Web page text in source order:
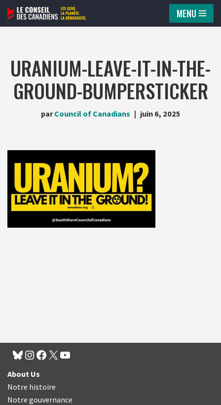
Aller
MENU
URANIUM-LEAVE-IT-IN-THE-
GROUND-BUMPERSTICKER
parCouncil of Canadians juin 6, 2025
About Us
Notre histoire
Notre gouvernance